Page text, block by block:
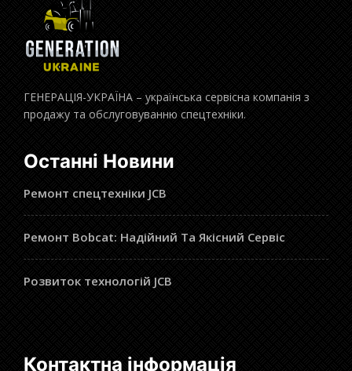
ГЕНЕРАЦІЯ-УКРАЇНА – українська сервісна компанія з
продажу та обслуговуванню спецтехніки.
Останні Новини
Ремонт спецтехніки JCB
Ремонт Bobcat: Надійний Та Якісний Сервіс
Розвиток технологій JCB
Контактна інформація